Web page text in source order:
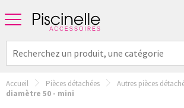
Accueil Pièces détachées Autres pièces
diamètre 50 - mini